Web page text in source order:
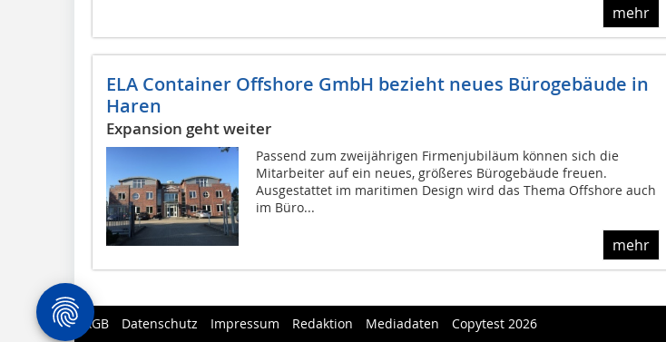
mehr
ELA Container Offshore GmbH bezieht neues Bürogebäude in
Haren
Expansion geht weiter
Passend zum zweijährigen Firmenjubiläum können sich die
Mitarbeiter auf ein neues, größeres Bürogebäude freuen.
Ausgestattet im maritimen Design wird das Thema Offshore auch
im Büro...
mehr
AGB Datenschutz Impressum Redaktion Mediadaten
Copytest 2026